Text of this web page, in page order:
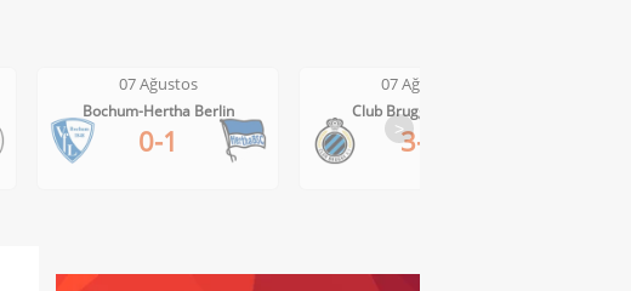
07 Ağustos
Club Brugge-Kortrijk
3-0
07 Ağustos
Altach-WSG Tirol
3-1
>